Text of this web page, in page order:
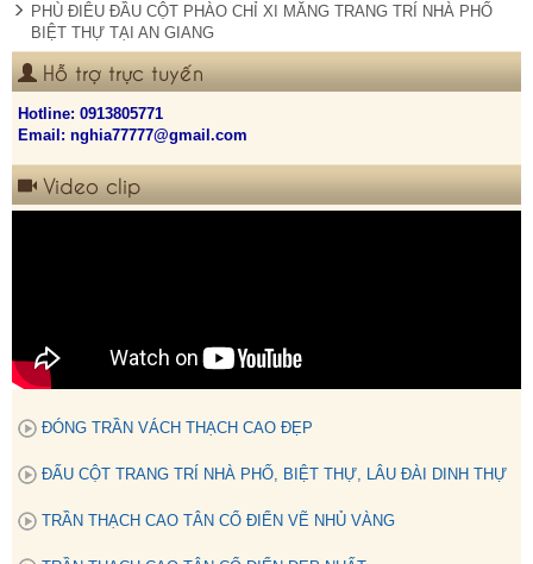
PHÙ ĐIÊU ĐẦU CỘT PHÀO CHỈ XI MĂNG TRANG TRÍ NHÀ PHỐ
BIỆT THỰ TẠI AN GIANG
Hỗ trợ trực tuyến
Hotline: 0913805771
Email: nghia77777@gmail.com
Video clip
ĐÓNG TRẦN VÁCH THẠCH CAO ĐẸP
ĐẤU CỘT TRANG TRÍ NHÀ PHỐ, BIỆT THỰ, LÂU ĐÀI DINH THỰ
TRẦN THẠCH CAO TÂN CỔ ĐIỂN VẼ NHỦ VÀNG